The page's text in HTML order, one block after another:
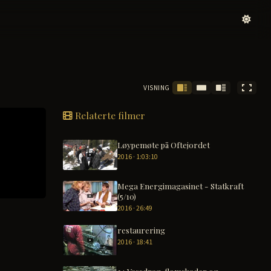
VISNING
Relaterte filmer
Løypemøte på Oftejordet
2016 · 1:03:10
Mega Energimagasinet - Statkraft
(5/10)
2016 · 26:49
restaurering
2016 · 18:41